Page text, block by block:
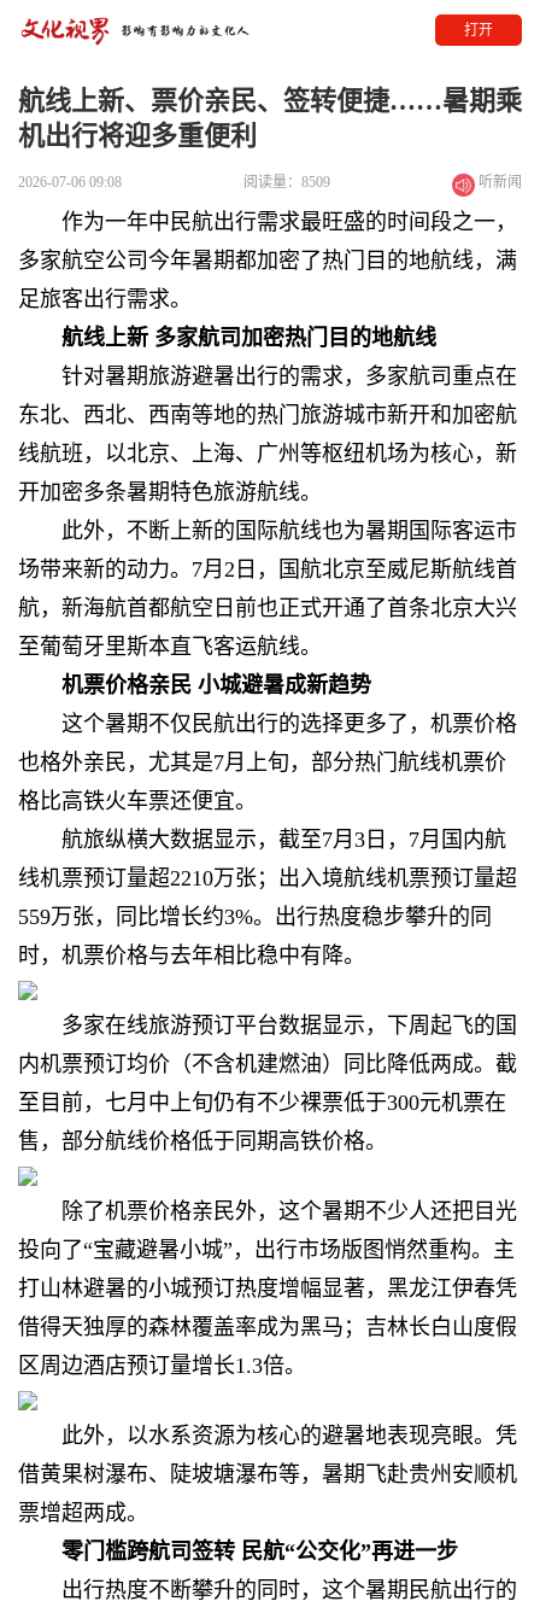
打开
航线上新、票价亲民、签转便捷……暑期乘
机出行将迎多重便利
2026-07-06 09:08 阅读量：8509 听新闻
作为一年中民航出行需求最旺盛的时间段之一，
多家航空公司今年暑期都加密了热门目的地航线，满
足旅客出行需求。
航线上新 多家航司加密热门目的地航线
针对暑期旅游避暑出行的需求，多家航司重点在
东北、西北、西南等地的热门旅游城市新开和加密航
线航班，以北京、上海、广州等枢纽机场为核心，新
开加密多条暑期特色旅游航线。
此外，不断上新的国际航线也为暑期国际客运市
场带来新的动力。7月2日，国航北京至威尼斯航线首
航，新海航首都航空日前也正式开通了首条北京大兴
至葡萄牙里斯本直飞客运航线。
机票价格亲民 小城避暑成新趋势
这个暑期不仅民航出行的选择更多了，机票价格
也格外亲民，尤其是7月上旬，部分热门航线机票价
格比高铁火车票还便宜。
航旅纵横大数据显示，截至7月3日，7月国内航
线机票预订量超2210万张；出入境航线机票预订量超
559万张，同比增长约3%。出行热度稳步攀升的同
时，机票价格与去年相比稳中有降。
多家在线旅游预订平台数据显示，下周起飞的国
内机票预订均价（不含机建燃油）同比降低两成。截
至目前，七月中上旬仍有不少裸票低于300元机票在
售，部分航线价格低于同期高铁价格。
除了机票价格亲民外，这个暑期不少人还把目光
投向了“宝藏避暑小城”，出行市场版图悄然重构。主
打山林避暑的小城预订热度增幅显著，黑龙江伊春凭
借得天独厚的森林覆盖率成为黑马；吉林长白山度假
区周边酒店预订量增长1.3倍。
此外，以水系资源为核心的避暑地表现亮眼。凭
借黄果树瀑布、陡坡塘瀑布等，暑期飞赴贵州安顺机
票增超两成。
零门槛跨航司签转 民航“公交化”再进一步
出行热度不断攀升的同时，这个暑期民航出行的